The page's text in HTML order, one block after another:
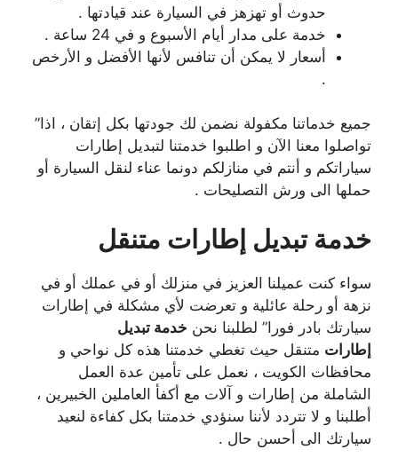
حدوث أو تهزهز في السيارة عند قيادتها .
خدمة على مدار أيام الأسبوع و في 24 ساعة .
أسعار لا يمكن أن تنافس لأنها الأفضل و الأرخص
.
جميع خدماتنا مكفولة نضمن لك جودتها بكل إتقان ، اذا”
تواصلوا معنا الآن و اطلبوا خدمتنا لتبديل إطارات
سياراتكم و أنتم في منازلكم دونما عناء لنقل السيارة أو
حملها الى ورش التصليحات .
خدمة تبديل إطارات متنقل
سواء كنت عميلنا العزيز في منزلك أو في عملك أو في
نزهة أو رحلة عائلية و تعرضت لأي مشكلة في إطارات
سيارتك بادر فورا” لطلبنا نحن خدمة تبديل
إطارات متنقل حيث تغطي خدمتنا هذه كل نواحي و
محافظات الكويت ، نعمل على تأمين عدة العمل
الشاملة من إطارات و آلات مع أكفأ العاملين الخبيرين ،
أطلبنا و لا تتردد لأننا سنؤدي خدمتنا بكل كفاءة لنعيد
سيارتك الى أحسن حال .